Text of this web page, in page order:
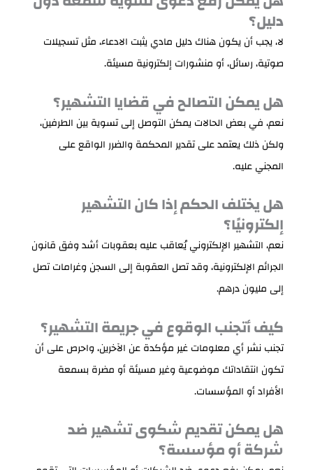
دليل؟
لا، يجب أن يكون هناك دليل مادي يثبت الادعاء، مثل تسجيلات
صوتية، رسائل، أو منشورات إلكترونية مسيئة.
هل يمكن التصالح في قضايا التشهير؟
نعم، في بعض الحالات يمكن التوصل إلى تسوية بين الطرفين،
ولكن ذلك يعتمد على تقدير المحكمة والضرر الواقع على
المجني عليه.
هل يختلف الحكم إذا كان التشهير
إلكترونيًا؟
نعم، التشهير الإلكتروني يُعاقب عليه بعقوبات أشد وفق قانون
الجرائم الإلكترونية، وقد تصل العقوبة إلى السجن وغرامات تصل
إلى مليون درهم.
كيف أتجنب الوقوع في جريمة التشهير؟
تجنب نشر أي معلومات غير مؤكدة عن الآخرين، واحرص على أن
تكون انتقاداتك موضوعية وغير مسيئة أو مضرة بسمعة
الأفراد أو المؤسسات.
هل يمكن تقديم شكوى تشهير ضد
شركة أو مؤسسة؟